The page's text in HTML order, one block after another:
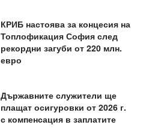
КРИБ настоява за концесия на
Топлофикация София след
рекордни загуби от 220 млн.
евро
Държавните служители ще
плащат осигуровки от 2026 г.
с компенсация в заплатите